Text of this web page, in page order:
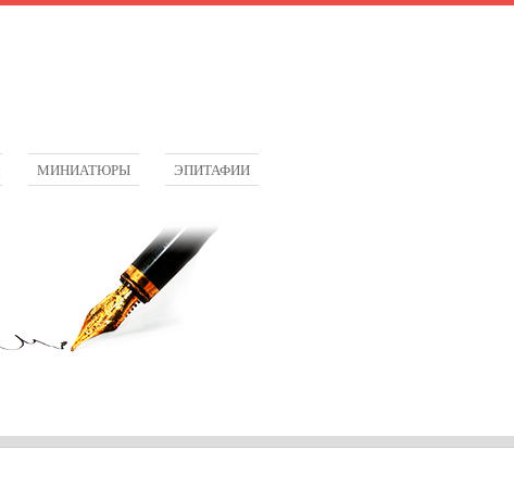
МИНИАТЮРЫ ЭПИТАФИИ